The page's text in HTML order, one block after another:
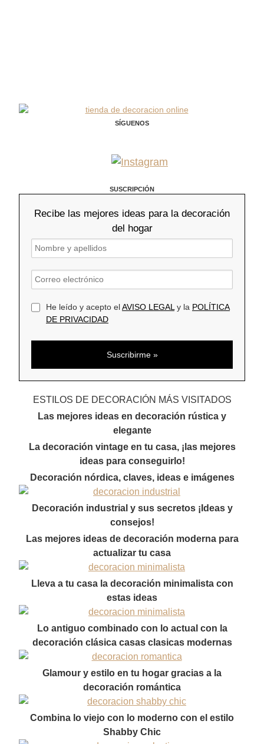
SÍGUENOS
SUSCRIPCIÓN
Recibe las mejores ideas para la decoración
del hogar
He leído y acepto elAVISO LEGAL y la POLÍTICA
DE PRIVACIDAD
ESTILOS DE DECORACIÓN MÁS VISITADOS
Las mejores ideas en decoración rústica y
elegante
La decoración vintage en tu casa, ¡las mejores
ideas para conseguirlo!
Decoración nórdica, claves, ideas e imágenes
Decoración industrial y sus secretos ¡Ideas y
consejos!
Las mejores ideas de decoración moderna para
actualizar tu casa
Lleva a tu casa la decoración minimalista con
estas ideas
Lo antiguo combinado con lo actual con la
decoración clásica casas clasicas modernas
Glamour y estilo en tu hogar gracias a la
decoración romántica
Combina lo viejo con lo moderno con el estilo
Shabby Chic